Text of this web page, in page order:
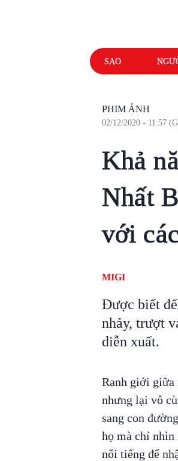
SAO
PHIM ẢNH
02/12/2020 - 11:57
Khả
Nhất
với
MIGI
Được biết
nhảy, trượt
diễn xuất.
Ranh giới giữa
nhưng lại vô
sang con
họ mà chỉ nhìn
nổi tiếng để